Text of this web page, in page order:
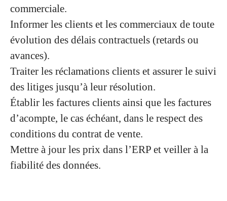
commerciale.
Informer les clients et les commerciaux de toute
évolution des délais contractuels (retards ou
avances).
Traiter les réclamations clients et assurer le suivi
des litiges jusqu’à leur résolution.
Établir les factures clients ainsi que les factures
d’acompte, le cas échéant, dans le respect des
conditions du contrat de vente.
Mettre à jour les prix dans l’ERP et veiller à la
fiabilité des données.